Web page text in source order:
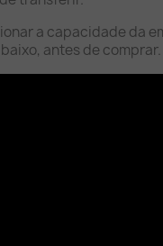
a capacidade da
antes de comprar.